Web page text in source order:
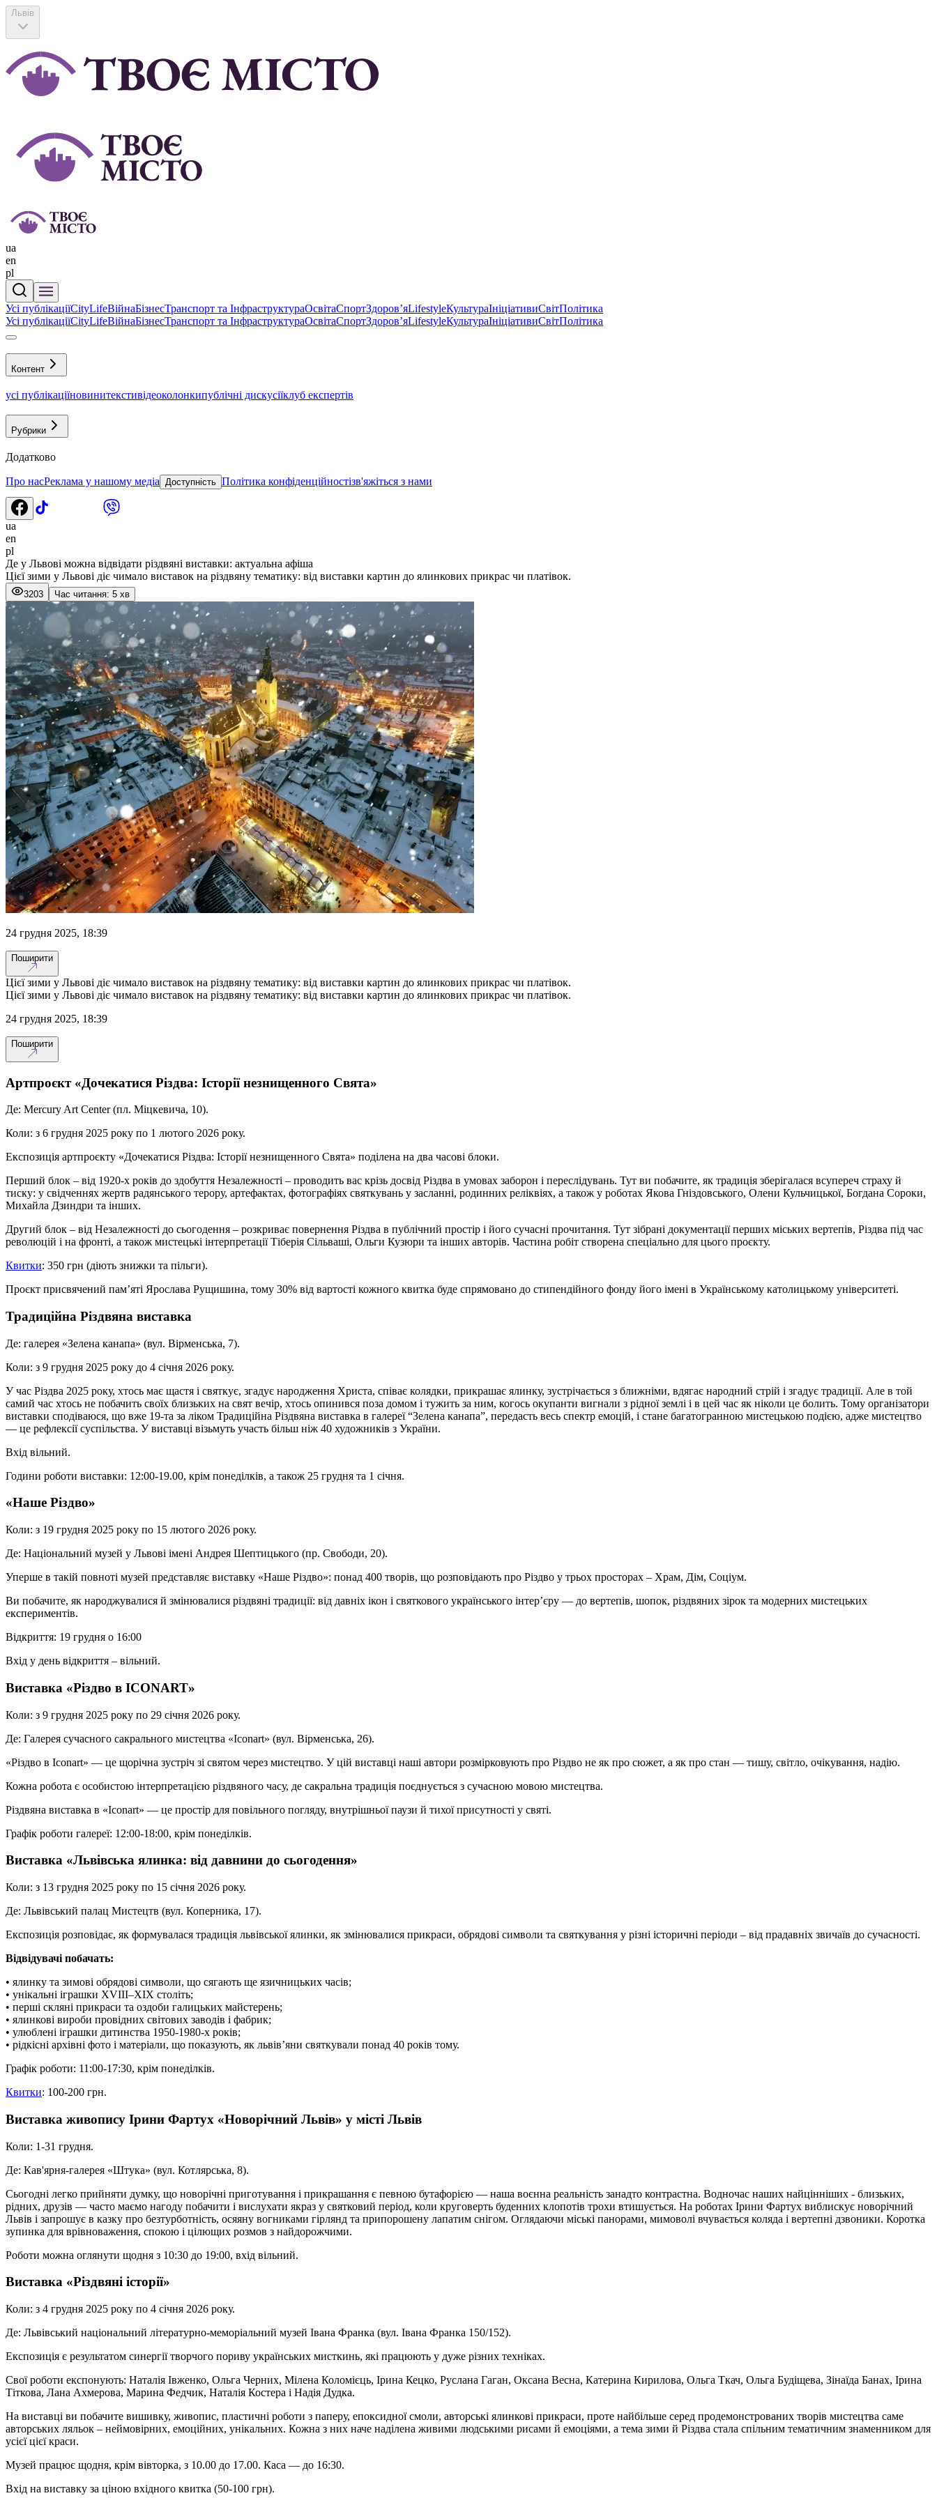
Львів
ua
en
pl
Усі публікаціїCityLifeВійнаБізнесТранспорт та ІнфраструктураОсвітаСпортЗдоровʼяLifestyleКультураІніціативиСвітПолітика
Усі публікаціїCityLifeВійнаБізнесТранспорт та ІнфраструктураОсвітаСпортЗдоровʼяLifestyleКультураІніціативиСвітПолітика
Контент
усі публікаціїновинитекстивідеоколонкипублічні дискусіїклуб експертів
Рубрики
Додатково
Про насРеклама у нашому медіа Доступність Політика конфіденційностізв'яжіться з нами
ua
en
pl
Де у Львові можна відвідати різдвяні виставки: актуальна афіша
Цієї зими у Львові діє чимало виставок на різдвяну тематику: від виставки картин до ялинкових прикрас чи платівок.
3203 Час читання: 5 хв
24 грудня 2025, 18:39
Поширити
Цієї зими у Львові діє чимало виставок на різдвяну тематику: від виставки картин до ялинкових прикрас чи платівок.
Цієї зими у Львові діє чимало виставок на різдвяну тематику: від виставки картин до ялинкових прикрас чи платівок.
24 грудня 2025, 18:39
Поширити
Артпроєкт «Дочекатися Різдва: Історії незнищенного Свята»
Де: Mercury Art Center (пл. Міцкевича, 10).
Коли: з 6 грудня 2025 року по 1 лютого 2026 року.
Експозиція артпроєкту «Дочекатися Різдва: Історії незнищенного Свята» поділена на два часові блоки.
Перший блок – від 1920-х років до здобуття Незалежності – проводить вас крізь досвід Різдва в умовах заборон і переслідувань. Тут ви побачите, як традиція зберігалася всупереч страху й
тиску: у свідченнях жертв радянського терору, артефактах, фотографіях святкувань у засланні, родинних реліквіях, а також у роботах Якова Гніздовського, Олени Кульчицької, Богдана Сороки,
Михайла Дзиндри та інших.
Другий блок – від Незалежності до сьогодення – розкриває повернення Різдва в публічний простір і його сучасні прочитання. Тут зібрані документації перших міських вертепів, Різдва під час
революцій і на фронті, а також мистецькі інтерпретації Тіберія Сільваші, Ольги Кузюри та інших авторів. Частина робіт створена спеціально для цього проєкту.
Квитки: 350 грн (діють знижки та пільги).
Проєкт присвячений пам’яті Ярослава Рущишина, тому 30% від вартості кожного квитка буде спрямовано до стипендійного фонду його імені в Українському католицькому університеті.
Традиційна Різдвяна виставка
Де: галерея «Зелена канапа» (вул. Вірменська, 7).
Коли: з 9 грудня 2025 року до 4 січня 2026 року.
У час Різдва 2025 року, хтось має щастя і святкує, згадує народження Христа, співає колядки, прикрашає ялинку, зустрічається з ближніми, вдягає народний стрій і згадує традиції. Але в той
самий час хтось не побачить своїх близьких на свят вечір, хтось опинився поза домом і тужить за ним, когось окупанти вигнали з рідної землі і в цей час як ніколи це болить. Тому організатори
виставки сподіваюся, що вже 19-та за ліком Традиційна Різдвяна виставка в галереї “Зелена канапа”, передасть весь спектр емоцій, і стане багатогранною мистецькою подією, адже мистецтво
— це рефлексії суспільства. У виставці візьмуть участь більш ніж 40 художників з України.
Вхід вільний.
Години роботи виставки: 12:00-19.00, крім понеділків, а також 25 грудня та 1 січня.
«Наше Різдво»
Коли: з 19 грудня 2025 року по 15 лютого 2026 року.
Де: Національний музей у Львові імені Андрея Шептицького (пр. Свободи, 20).
Уперше в такій повноті музей представляє виставку «Наше Різдво»: понад 400 творів, що розповідають про Різдво у трьох просторах – Храм, Дім, Соціум.
Ви побачите, як народжувалися й змінювалися різдвяні традиції: від давніх ікон і святкового українського інтер’єру — до вертепів, шопок, різдвяних зірок та модерних мистецьких
експериментів.
Відкриття: 19 грудня о 16:00
Вхід у день відкриття – вільний.
Виставка «Різдво в ICONART»
Коли: з 9 грудня 2025 року по 29 січня 2026 року.
Де: Галерея сучасного сакрального мистецтва «Iconart» (вул. Вірменська, 26).
«Різдво в Iconart» — це щорічна зустріч зі святом через мистецтво. У цій виставці наші автори розмірковують про Різдво не як про сюжет, а як про стан — тишу, світло, очікування, надію.
Кожна робота є особистою інтерпретацією різдвяного часу, де сакральна традиція поєднується з сучасною мовою мистецтва.
Різдвяна виставка в «Iconart» — це простір для повільного погляду, внутрішньої паузи й тихої присутності у святі.
Графік роботи галереї: 12:00-18:00, крім понеділків.
Виставка «Львівська ялинка: від давнини до сьогодення»
Коли: з 13 грудня 2025 року по 15 січня 2026 року.
Де: Львівський палац Мистецтв (вул. Коперника, 17).
Експозиція розповідає, як формувалася традиція львівської ялинки, як змінювалися прикраси, обрядові символи та святкування у різні історичні періоди – від прадавніх звичаїв до сучасності.
Відвідувачі побачать:
• ялинку та зимові обрядові символи, що сягають ще язичницьких часів;
• унікальні іграшки XVIII–XIX століть;
• перші скляні прикраси та оздоби галицьких майстерень;
• ялинкові вироби провідних світових заводів і фабрик;
• улюблені іграшки дитинства 1950-1980-х років;
• рідкісні архівні фото і матеріали, що показують, як львів’яни святкували понад 40 років тому.
Графік роботи: 11:00-17:30, крім понеділків.
Квитки: 100-200 грн.
Виставка живопису Ірини Фартух «Новорічний Львів» у місті Львів
Коли: 1-31 грудня.
Де: Кав'ярня-галерея «Штука» (вул. Котлярська, 8).
Сьогодні легко прийняти думку, що новорічні приготування і прикрашання є певною бутафорією — наша воєнна реальність занадто контрастна. Водночас наших найцінніших - близьких,
рідних, друзів — часто маємо нагоду побачити і вислухати якраз у святковий період, коли круговерть буденних клопотів трохи втишується. На роботах Ірини Фартух виблискує новорічний
Львів і запрошує в казку про безтурботність, осяяну вогниками гірлянд та припорошену лапатим снігом. Оглядаючи міські панорами, мимоволі вчувається коляда і вертепні дзвоники. Коротка
зупинка для врівноваження, спокою і цілющих розмов з найдорожчими.
Роботи можна оглянути щодня з 10:30 до 19:00, вхід вільний.
Виставка «Різдвяні історії»
Коли: з 4 грудня 2025 року по 4 січня 2026 року.
Де: Львівський національний літературно-меморіальний музей Івана Франка (вул. Івана Франка 150/152).
Експозиція є результатом синергії творчого пориву українських мисткинь, які працюють у дуже різних техніках.
Свої роботи експонують: Наталія Івженко, Ольга Черних, Мілена Коломієць, Ірина Кецко, Руслана Гаган, Оксана Весна, Катерина Кирилова, Ольга Ткач, Ольга Будіщева, Зінаїда Банах, Ірина
Тіткова, Лана Ахмерова, Марина Федчик, Наталія Костера і Надія Дудка.
На виставці ви побачите вишивку, живопис, пластичні роботи з паперу, епоксидної смоли, авторські ялинкові прикраси, проте найбільше серед продемонстрованих творів мистецтва саме
авторських ляльок – неймовірних, емоційних, унікальних. Кожна з них наче наділена живими людськими рисами й емоціями, а тема зими й Різдва стала спільним тематичним знаменником для
усієї цієї краси.
Музей працює щодня, крім вівторка, з 10.00 до 17.00. Каса — до 16:30.
Вхід на виставку за ціною вхідного квитка (50-100 грн).